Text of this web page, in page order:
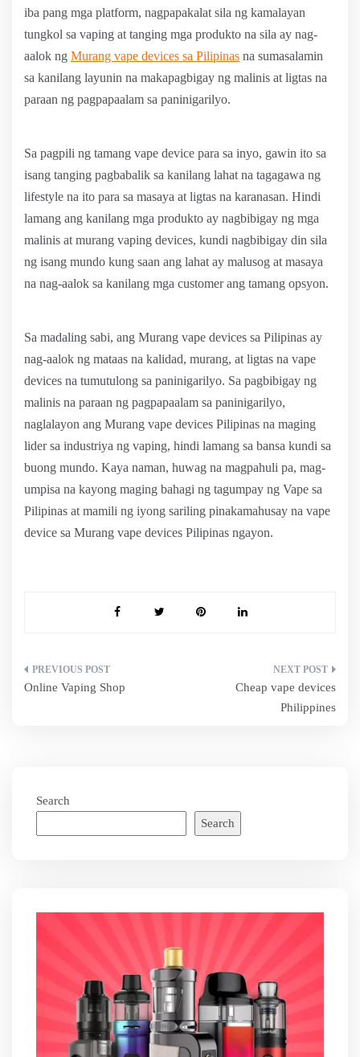
iba pang mga platform, nagpapakalat sila ng kamalayan
tungkol sa vaping at tanging mga produkto na sila ay nag-
aalok ng Murang vape devices sa Pilipinas na sumasalamin
sa kanilang layunin na makapagbigay ng malinis at ligtas na
paraan ng pagpapaalam sa paninigarilyo.
Sa pagpili ng tamang vape device para sa inyo, gawin ito sa
isang tanging pagbabalik sa kanilang lahat na tagagawa ng
lifestyle na ito para sa masaya at ligtas na karanasan. Hindi
lamang ang kanilang mga produkto ay nagbibigay ng mga
malinis at murang vaping devices, kundi nagbibigay din sila
ng isang mundo kung saan ang lahat ay malusog at masaya
na nag-aalok sa kanilang mga customer ang tamang opsyon.
Sa madaling sabi, ang Murang vape devices sa Pilipinas ay
nag-aalok ng mataas na kalidad, murang, at ligtas na vape
devices na tumutulong sa paninigarilyo. Sa pagbibigay ng
malinis na paraan ng pagpapaalam sa paninigarilyo,
naglalayon ang Murang vape devices Pilipinas na maging
lider sa industriya ng vaping, hindi lamang sa bansa kundi sa
buong mundo. Kaya naman, huwag na magpahuli pa, mag-
umpisa na kayong maging bahagi ng tagumpay ng Vape sa
Pilipinas at mamili ng iyong sariling pinakamahusay na vape
device sa Murang vape devices Pilipinas ngayon.
Post
Online Vaping Shop
Cheap vape devices
Philippines
Search
Search